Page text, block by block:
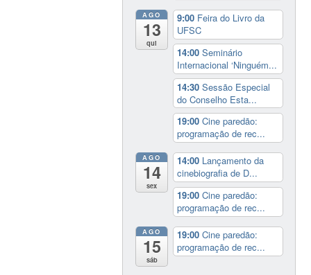
AGO
13
qui
9:00 Feira do Livro da
UFSC
14:00Seminário
Internacional ‘Ninguém...
14:30Sessão Especial
do Conselho Esta...
19:00Cine paredão:
programação de rec...
AGO
14
sex
14:00 Lançamento da
cinebiografia de D...
19:00Cine paredão:
programação de rec...
AGO
15
sáb
19:00Cine paredão:
programação de rec...